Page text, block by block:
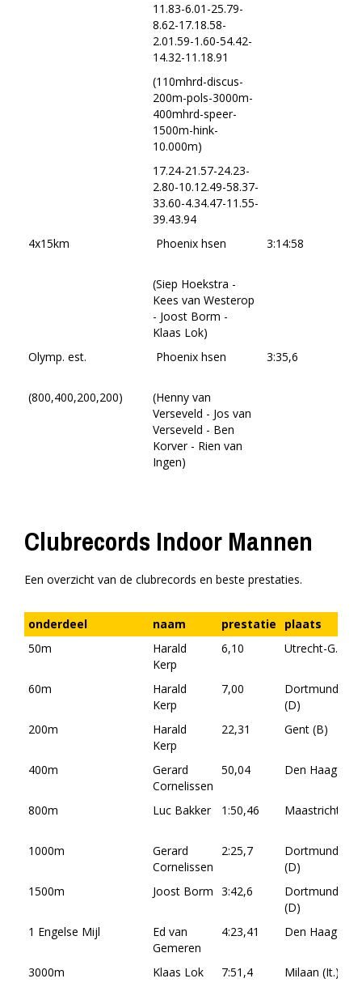
11.83-6.01-25.79-
8.62-17.18.58-
2.01.59-1.60-54.42-
14.32-11.18.91
(110mhrd-discus-
200m-pols-3000m-
400mhrd-speer-
1500m-hink-
10.000m)
17.24-21.57-24.23-
2.80-10.12.49-58.37-
33.60-4.34.47-11.55-
39.43.94
4x15km
Phoenix hsen 3:14:58
(Siep Hoekstra -
Kees van Westerop
- Joost Borm -
Klaas Lok)
Olymp. est.
Phoenix hsen 3:35,6
(800,400,200,200)
(Henny van
Verseveld - Jos van
Verseveld - Ben
Korver - Rien van
Ingen)
Clubrecords Indoor Mannen
Een overzicht van de clubrecords en beste prestaties.
onderdeel naam prestatie plaats
50m
Harald
Kerp
6,10 Utrecht-G.
60m
Harald
Kerp
7,00
Dortmund
(D)
200m
Harald
Kerp
22,31 Gent (B)
400m
Gerard
Cornelissen
50,04 Den Haag
800m
Luc Bakker 1:50,46 Maastricht
1000m
Gerard
Cornelissen
2:25,7
Dortmund
(D)
1500m
Joost Borm 3:42,6
Dortmund
(D)
1 Engelse Mijl
Ed van
Gemeren
4:23,41 Den Haag
3000m
Klaas Lok 7:51,4 Milaan (It.)